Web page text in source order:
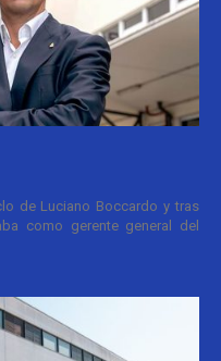
de Luciano Boccardo y tras
como gerente general del